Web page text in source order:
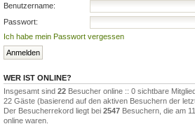
Benutzername:
Passwort:
Ich habe mein Passwort vergessen
WER IST ONLINE?
Insgesamt sind 22 Besucher online :: 0 sichtbare
22 Gäste (basierend auf den aktiven Besuchern der
Der Besucherrekord liegt bei 2547 Besuchern, die am
online waren.